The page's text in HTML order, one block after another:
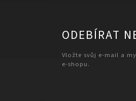
ODEBÍRAT
Vložte svůj e-mail a
e-shopu.